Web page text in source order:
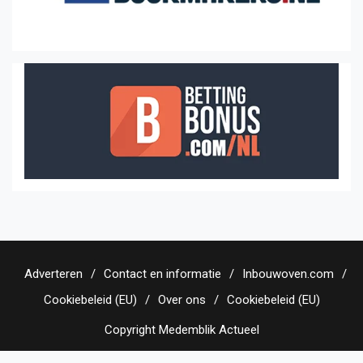
Adverteren Contact en informatie
Inbouwoven.com
Cookiebeleid (EU)
Over ons Cookiebeleid (EU)
Copyright Medemblik Actueel